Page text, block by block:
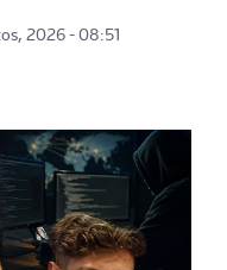
2026 - 08:51